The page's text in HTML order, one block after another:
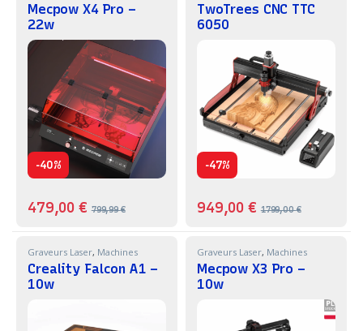
Mecpow X4 Pro –
22w
-40%
479,00€ 799,99€
TwoTrees CNC TTC
6050
-47%
949,00€ 1799,00€
Graveurs Laser, Machines
Creality Falcon A1 –
10w
Graveurs Laser, Machines
Mecpow X3 Pro –
10w